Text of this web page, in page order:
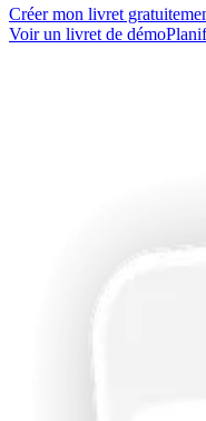
Créer mon livret
Voir un livret de démo